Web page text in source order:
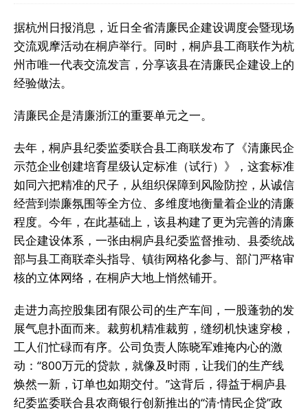
据杭州日报消息，近日全省清廉民企建设调度会暨现场
交流观摩活动在桐庐举行。同时，桐庐县工商联作为杭
州市唯一代表交流发言，分享该县在清廉民企建设上的
经验做法。
清廉民企是清廉浙江的重要单元之一。
去年，桐庐县纪委监委联合县工商联发布了《清廉民企
示范企业创建培育星级认定标准（试行）》，这套标准
如同六把精准的尺子，从组织保障到风险防控，从诚信
经营到崇廉氛围等全方位、多维度地衡量着企业的清廉
程度。今年，在此基础上，该县构建了更为完善的清廉
民企建设体系，一张由桐庐县纪委监督推动、县委统战
部与县工商联牵头指导、镇街网格化参与、部门严格审
核的立体网络，在桐庐大地上悄然铺开。
走进力高控股集团有限公司的生产车间，一股蓬勃的发
展气息扑面而来。裁剪机精准裁剪，缝纫机快速穿梭，
工人们忙碌而有序。公司负责人陈晓军难掩内心的激
动：“800万元的贷款，就像及时雨，让我们的生产线
焕然一新，订单也如期交付。”这背后，得益于桐庐县
纪委监委联合县农商银行创新推出的“清·情民企贷”政